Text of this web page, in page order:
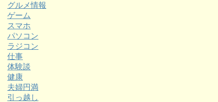
グルメ情報
ゲーム
スマホ
パソコン
ラジコン
仕事
体験談
健康
夫婦円満
引っ越し